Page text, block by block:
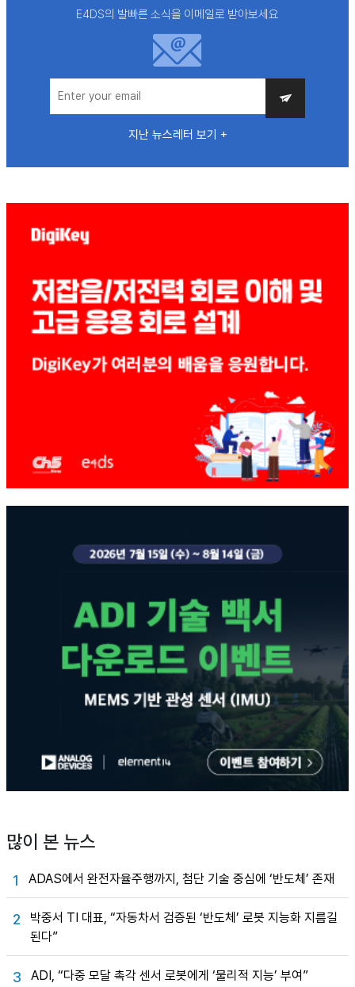
E4DS의 발빠른 소식을 이메일로 받아보세요
지난 뉴스레터 보기 +
많이 본 뉴스
1 ADAS에서 완전자율주행까지, 첨단 기술 중심에 ‘반도체’ 존재
2
박중서 TI 대표, “자동차서 검증된 ‘반도체’ 로봇 지능화 지름길
된다”
3 ADI, “다중 모달 촉각 센서 로봇에게 ‘물리적 지능’ 부여”